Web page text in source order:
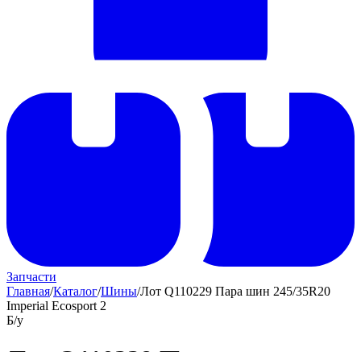
Запчасти
Главная/Каталог/Шины/Лот Q110229 Пара шин 245/35R20
Imperial Ecosport 2
Б/у